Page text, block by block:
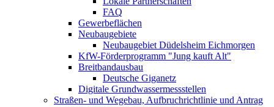
FAQ
Gewerbeflächen
Neubaugebiete
Neubaugebiet Düdelsheim Eichmorgen
KfW-Förderprogramm "Jung kauft Alt"
Breitbandausbau
Deutsche Giganetz
Digitale Grundwassermessstellen
Straßen- und Wegebau, Aufbruchrichtlinie und Antrag